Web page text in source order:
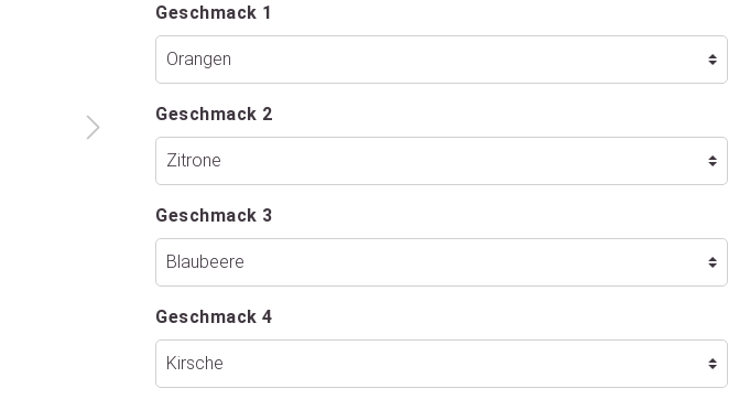
Geschmack 1
Geschmack 2
Geschmack 3
Geschmack 4